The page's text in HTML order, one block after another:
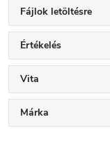
Fájlok letöltésre
Értékelés
Vita
Márka